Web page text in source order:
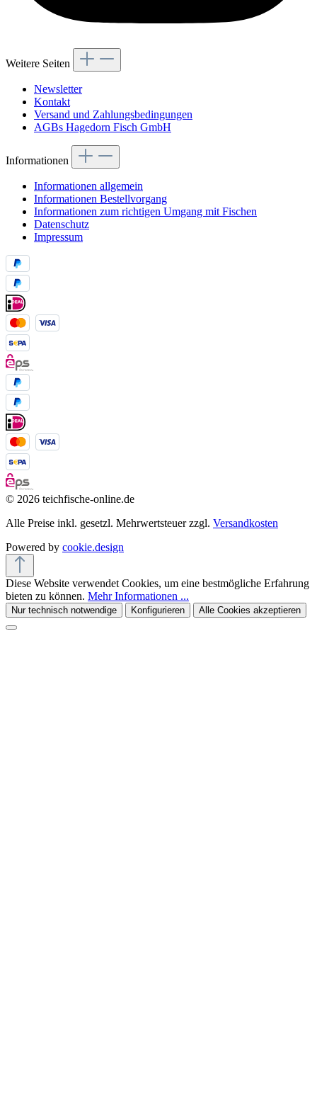
Weitere Seiten
Newsletter
Kontakt
Versand und Zahlungsbedingungen
AGBs Hagedorn Fisch GmbH
Informationen
Informationen allgemein
Informationen Bestellvorgang
Informationen zum richtigen Umgang mit Fischen
Datenschutz
Impressum
© 2026 teichfische-online.de
Alle Preise inkl. gesetzl. Mehrwertsteuer zzgl. Versandkosten
Powered by cookie.design
Diese Website verwendet Cookies, um eine bestmögliche Erfahrung
bieten zu können. Mehr Informationen ...
Nur technisch notwendige Konfigurieren Alle Cookies akzeptieren